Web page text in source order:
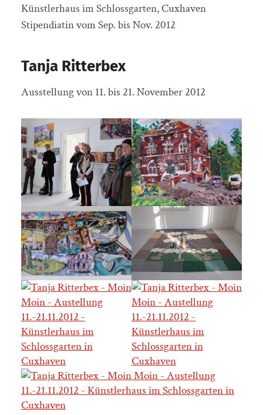
Künstlerhaus im Schlossgarten, Cuxhaven
Stipendiatin vom Sep. bis Nov. 2012
Tanja Ritterbex
Ausstellung von 11. bis 21. November 2012